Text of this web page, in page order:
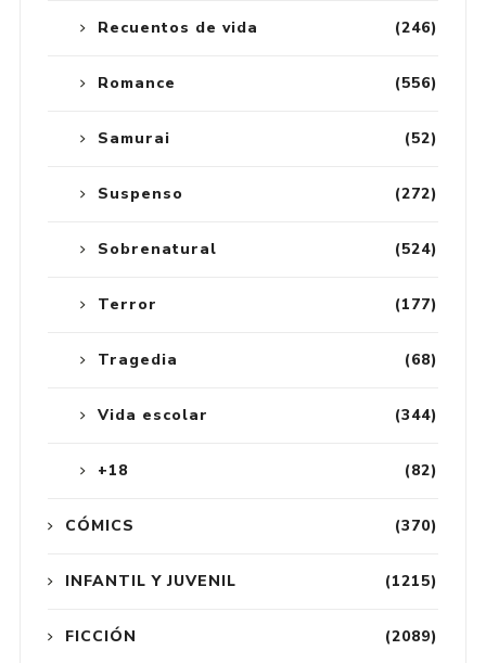
(246)
Recuentos de vida
(556)
Romance
(52)
Samurai
(272)
Suspenso
(524)
Sobrenatural
(177)
Terror
(68)
Tragedia
(344)
Vida escolar
(82)
+18
(370)
CÓMICS
(1215)
INFANTIL Y JUVENIL
(2089)
FICCIÓN